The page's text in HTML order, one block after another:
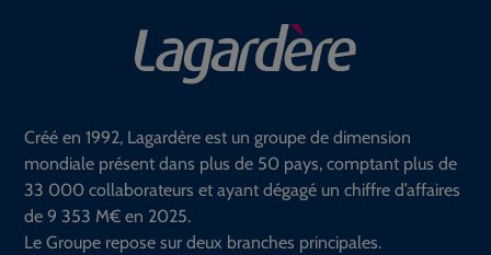
Créé en 1992, Lagardère est un groupe de dimension
mondiale présent dans plus de 50 pays, comptant plus de
33 000 collaborateurs et ayant dégagé un chiffre d’affaires
de 9 353 M€ en 2025.
Le Groupe repose sur deux branches principales.